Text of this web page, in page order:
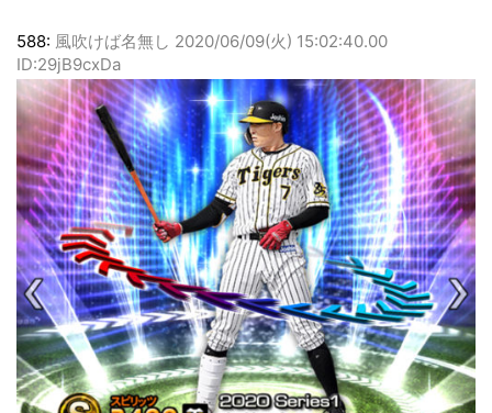
588: 風吹けば名無し 2020/06/09(火) 15:02:40.00
ID:29jB9cxDa